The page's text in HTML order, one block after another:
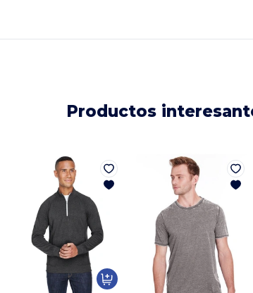
Productos